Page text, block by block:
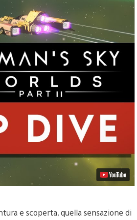
e scoperta, quella sensazione di